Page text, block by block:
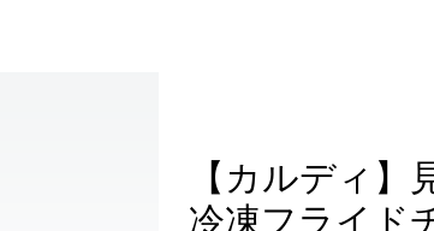
【カルディ】
冷凍フライド